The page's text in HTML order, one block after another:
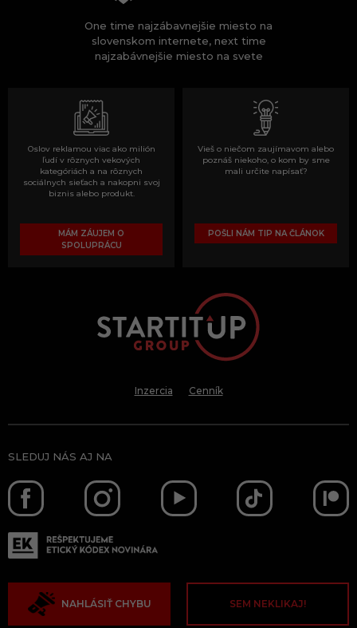
One time najzábavnejšie miesto na
slovenskom internete, next time
najzabávnejšie miesto na svete
Oslov reklamou viac ako milión
ľudí v rôznych vekových
kategóriách a na rôznych
sociálnych sieťach a nakopni svoj
biznis alebo produkt.
MÁM ZÁUJEM O
SPOLUPRÁCU
Vieš o niečom zaujímavom alebo
poznáš niekoho, o kom by sme
mali určite napísať?
POŠLI NÁM TIP NA ČLÁNOK
Inzercia Cenník
SLEDUJ NÁS AJ NA
NAHLÁSIŤ CHYBU SEM NEKLIKAJ!